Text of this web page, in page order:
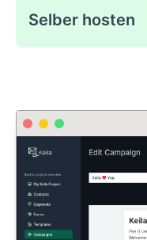
Selber hosten